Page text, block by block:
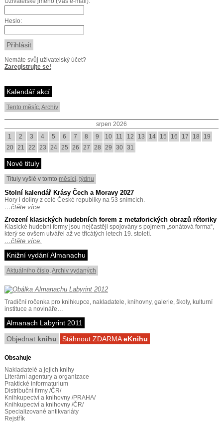
Heslo:
Nemáte svůj uživatelský účet?
Zaregistrujte se!
Kalendář akcí
Tento měsíc,Archiv
srpen 2026
1
2 3 4 5 6 7 8 9 10 11 12 13 14 15 16 17 18
19
20 21 22 23 24 25 26 27 28 29 30 31
Nové tituly
Tituly vyšlé v tomto měsíci, týdnu
Stolní kalendář Krásy Čech a Moravy 2027
Hory i doliny z celé České republiky na 53 snímcích.
…čtěte více.
Zrození klasických hudebních forem z metaforických obrazů rétoriky
Klasické hudební formy jsou nejčastěji spojovány s pojmem „sonátová forma“,
který se ovšem utvářel až ve třicátých letech 19. století.
…čtěte více.
Knižní vydání Almanachu
Aktuálního číslo,Archiv vydaných
Tradiční ročenka pro knihkupce, nakladatele, knihovny, galerie, školy, kulturní
instituce a novináře…
Almanach Labyrint 2011
Objednat knihu Stáhnout ZDARMAeKnihu
Obsahuje
Nakladatelé a jejich knihy
Literární agentury a organizace
Praktické informaturium
Distribuční firmy /ČR/
Knihkupectví a knihovny /PRAHA/
Knihkupectví a knihovny /ČR/
Specializované antikvariáty
Rejstřík